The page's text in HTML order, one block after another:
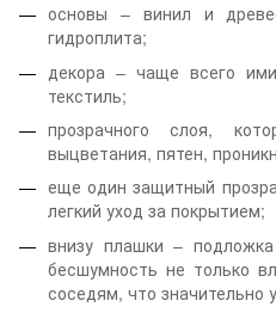
основы – винил и
гидроплита;
декора – чаще всего
текстиль;
прозрачного слоя,
выцветания, пятен,
еще один защитный
легкий уход за покрытием;
внизу плашки –
бесшумность не только
соседям, что значительно